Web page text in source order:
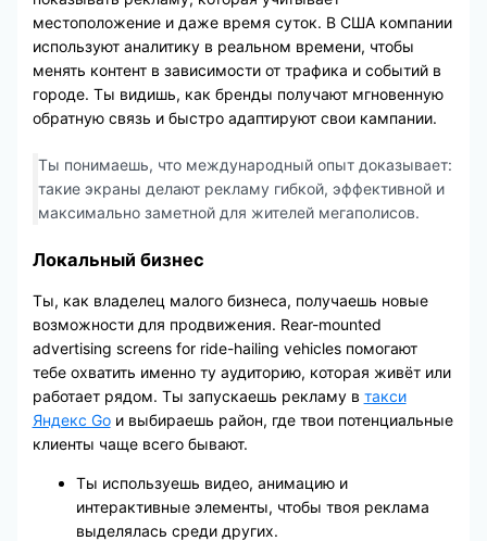
местоположение и даже время суток. В США компании
используют аналитику в реальном времени, чтобы
менять контент в зависимости от трафика и событий в
городе. Ты видишь, как бренды получают мгновенную
обратную связь и быстро адаптируют свои кампании.
Ты понимаешь, что международный опыт доказывает:
такие экраны делают рекламу гибкой, эффективной и
максимально заметной для жителей мегаполисов.
Локальный бизнес
Ты, как владелец малого бизнеса, получаешь новые
возможности для продвижения. Rear-mounted
advertising screens for ride-hailing vehicles помогают
тебе охватить именно ту аудиторию, которая живёт или
работает рядом. Ты запускаешь рекламу в такси
Яндекс Goи выбираешь район, где твои потенциальные
клиенты чаще всего бывают.
Ты используешь видео, анимацию и
интерактивные элементы, чтобы твоя реклама
выделялась среди других.